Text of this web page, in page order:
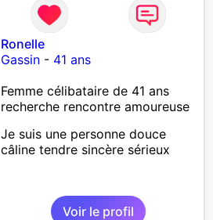
Ronelle
Gassin - 41 ans
Femme célibataire de 41 ans
recherche rencontre amoureuse
Je suis une personne douce
câline tendre sincère sérieux
Voir le profil